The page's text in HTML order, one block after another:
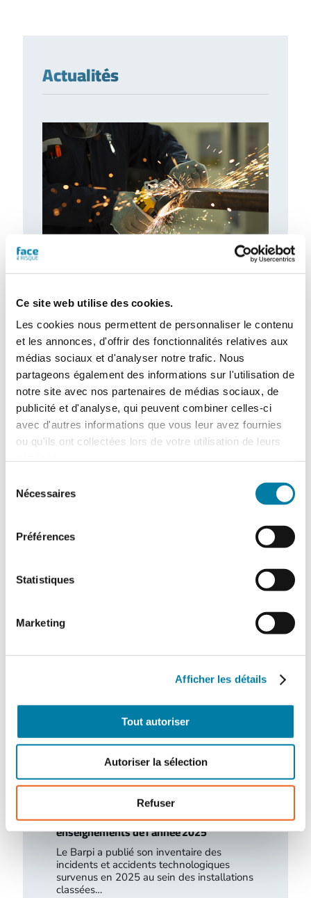
Ce site web utilise des cookies.
Les cookies nous permettent de personnaliser le contenu
et les annonces, d'offrir des fonctionnalités relatives aux
médias sociaux et d'analyser notre trafic. Nous
partageons également des informations sur l'utilisation de
notre site avec nos partenaires de médias sociaux, de
publicité et d'analyse, qui peuvent combiner celles-ci
avec d'autres informations que vous leur avez fournies
ou qu'ils ont collectées lors de votre utilisation de leurs
Nécessaires
Préférences
Statistiques
Marketing
Afficher les détails
Tout autoriser
Autoriser la sélection
Refuser
Actualités
besoins à combler
Le marché des gants de protection est
marqué par d’importantes évolutions, tant
sur le plan de la fabrication que sur…
L’extinction automatique par sprinkleur à
Dans un contexte marqué par l’émergence
le…
Accidentologie industrielle : les
enseignements de l’année 2025
Le Barpi a publié son inventaire des
incidents et accidents technologiques
survenus en 2025 au sein des installations
classées…